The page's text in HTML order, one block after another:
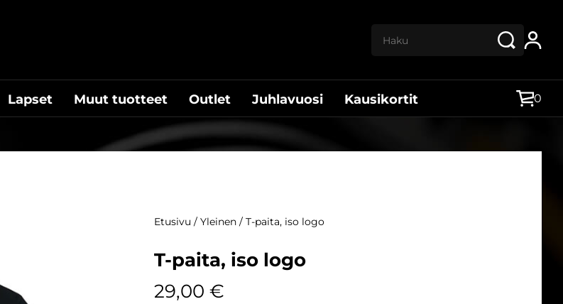
Lapset Muut tuotteet Outlet Juhlavuosi Kausikortit 0
Etusivu / Yleinen / T-paita, iso logo
T-paita, iso logo
29,00 €